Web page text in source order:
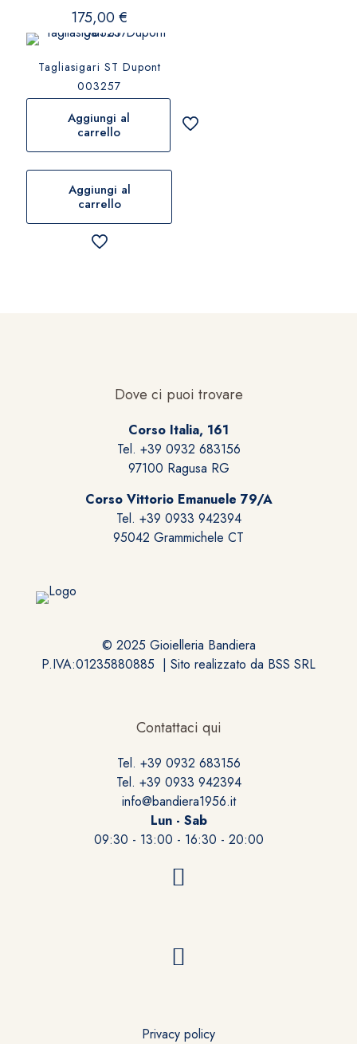
175,00€
Tagliasigari ST Dupont
003257
Aggiungi al
carrello
Aggiungi al
carrello
Dove ci puoi trovare
Corso Italia, 161
Tel. +39 0932 683156
97100 Ragusa RG
Corso Vittorio Emanuele 79/A
Tel. +39 0933 942394
95042 Grammichele CT
© 2025 Gioielleria Bandiera
P.IVA:01235880885 | Sito realizzato da BSS SRL
Contattaci qui
Tel. +39 0932 683156
Tel. +39 0933 942394
info@bandiera1956.it
Lun - Sab
09:30 - 13:00 - 16:30 - 20:00
Privacy policy